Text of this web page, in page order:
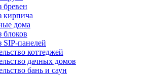
бревен
кирпича
дома
блоков
SIP-панелей
коттеджей
дачных домов
бань и саун